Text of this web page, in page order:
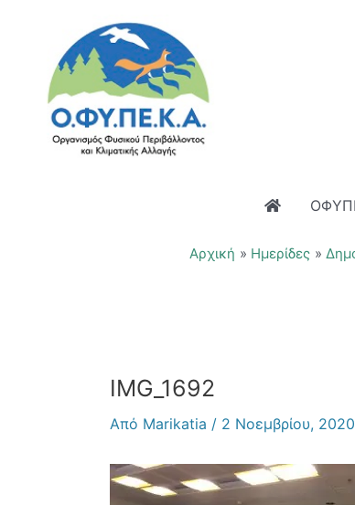
περιεχόμενο
Αρχική Ημερίδες
IMG_1692
Από Marikatia / 2 Νοεμβρίου, 2020